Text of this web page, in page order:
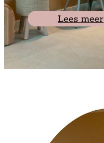
Lees meer